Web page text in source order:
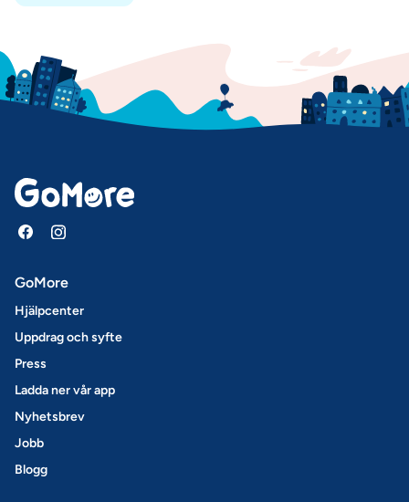
GoMore
Hjälpcenter
Uppdrag och syfte
Press
Ladda ner vår app
Nyhetsbrev
Jobb
Blogg